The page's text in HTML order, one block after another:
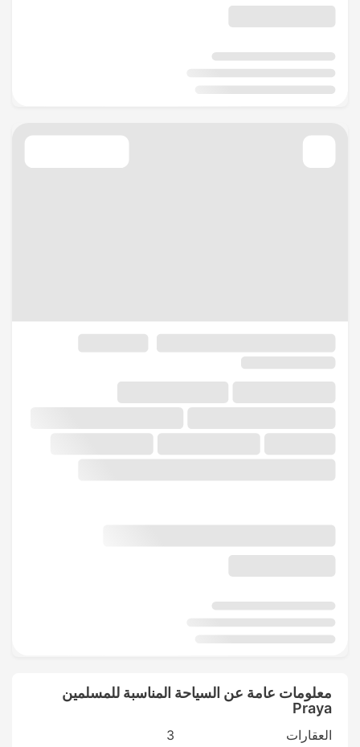
معلومات عامة عن السياحة المناسبة للمسلمين
Praya
العقارات
3